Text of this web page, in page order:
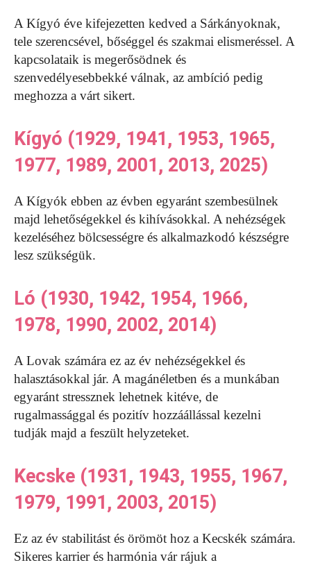
A Kígyó éve kifejezetten kedved a Sárkányoknak,
tele szerencsével, bőséggel és szakmai elismeréssel. A
kapcsolataik is megerősödnek és
szenvedélyesebbekké válnak, az ambíció pedig
meghozza a várt sikert.
Kígyó (1929, 1941, 1953, 1965,
1977, 1989, 2001, 2013, 2025)
A Kígyók ebben az évben egyaránt szembesülnek
majd lehetőségekkel és kihívásokkal. A nehézségek
kezeléséhez bölcsességre és alkalmazkodó készségre
lesz szükségük.
Ló (1930, 1942, 1954, 1966,
1978, 1990, 2002, 2014)
A Lovak számára ez az év nehézségekkel és
halasztásokkal jár. A magánéletben és a munkában
egyaránt stressznek lehetnek kitéve, de
rugalmassággal és pozitív hozzáállással kezelni
tudják majd a feszült helyzeteket.
Kecske (1931, 1943, 1955, 1967,
1979, 1991, 2003, 2015)
Ez az év stabilitást és örömöt hoz a Kecskék számára.
Sikeres karrier és harmónia vár rájuk a